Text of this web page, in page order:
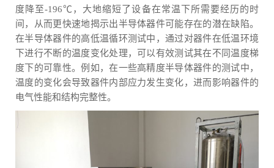
度降至-196℃，大地缩短了设备在常温下所需要经历的时
间，从而更快速地揭示出半导体器件可能存在的潜在缺陷。
在半导体器件的高低温循环测试中，通过对器件在低温环境
下进行不断的温度变化处理，可以有效测试其在不同温度梯
度下的可靠性。例如，在一些高精度半导体器件的测试中，
温度的变化会导致器件内部应力发生变化，进而影响器件的
电气性能和结构完整性。